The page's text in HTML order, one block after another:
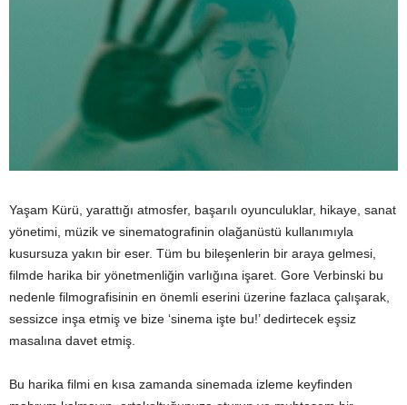
Yaşam Kürü, yarattığı atmosfer, başarılı oyunculuklar, hikaye, sanat
yönetimi, müzik ve sinematografinin olağanüstü kullanımıyla
kusursuza yakın bir eser. Tüm bu bileşenlerin bir araya gelmesi,
filmde harika bir yönetmenliğin varlığına işaret. Gore Verbinski bu
nedenle filmografisinin en önemli eserini üzerine fazlaca çalışarak,
sessizce inşa etmiş ve bize ‘sinema işte bu!’ dedirtecek eşsiz
masalına davet etmiş.
Bu harika filmi en kısa zamanda sinemada izleme keyfinden